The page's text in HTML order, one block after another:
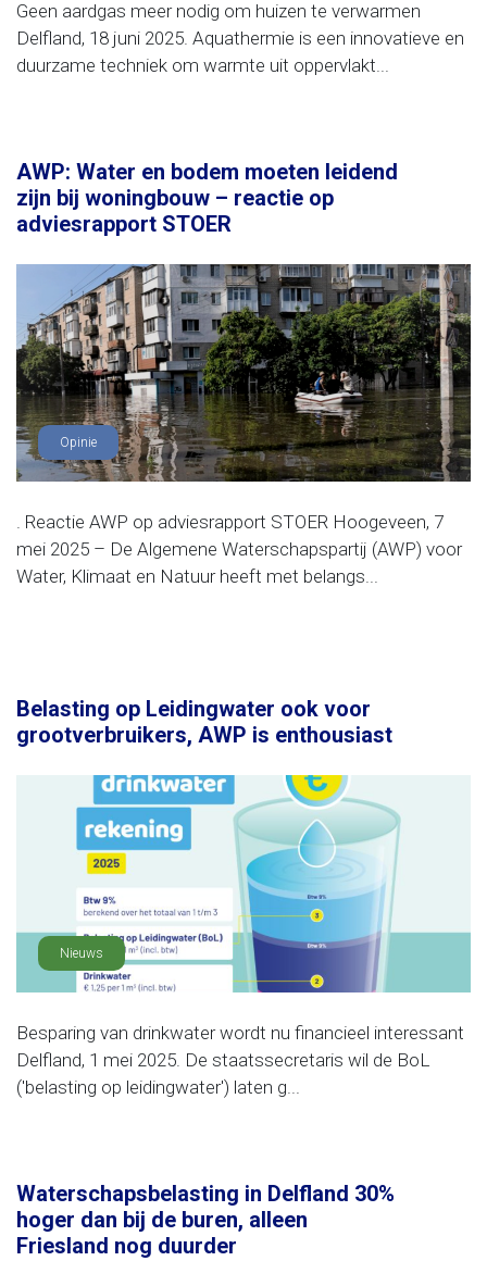
Geen aardgas meer nodig om huizen te verwarmen
Delfland, 18 juni 2025. Aquathermie is een innovatieve en
duurzame techniek om warmte uit oppervlakt...
AWP: Water en bodem moeten leidend
zijn bij woningbouw – reactie op
adviesrapport STOER
Opinie
. Reactie AWP op adviesrapport STOER Hoogeveen, 7
mei 2025 – De Algemene Waterschapspartij (AWP) voor
Water, Klimaat en Natuur heeft met belangs...
Belasting op Leidingwater ook voor
grootverbruikers, AWP is enthousiast
Nieuws
Besparing van drinkwater wordt nu financieel interessant
Delfland, 1 mei 2025. De staatssecretaris wil de BoL
('belasting op leidingwater') laten g...
Waterschapsbelasting in Delfland 30%
hoger dan bij de buren, alleen
Friesland nog duurder